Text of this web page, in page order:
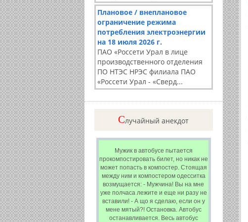
Плановое / внеплановое
ограничение режима
потребления электроэнергии
на 18 июля 2026 г.
ПАО «Россети Урал в лице
производственного отделения
ПО НТЭС НРЭС филиала ПАО
«Россети Урал - «Сверд...
Cлучайный анекдот
Мужик в автобусе пытается
прокомпостировать билет, но никак не
может попасть в компостер. Стоящая
между ним и компостером одесситка
возмущается: - Мужчина! Вы на мне
уже полчаса лежите и еще ни разу не
вставили! - А що я сделаю, если он у
мене мятый?! Остановка. Автобус
останавливается. Весь автобус